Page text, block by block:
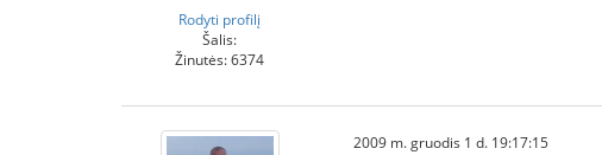
Rodyti profilį
Šalis:
Žinutės: 6374
2009 m. gruodis 1 d. 19:17:15